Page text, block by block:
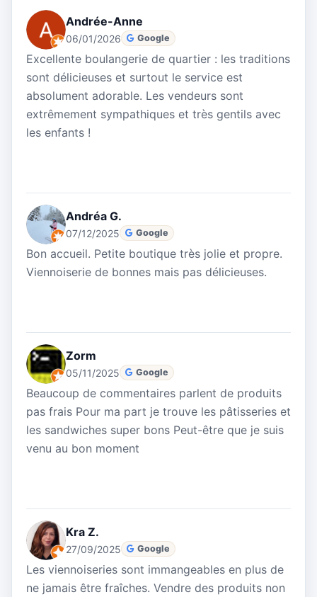
Andrée-Anne
06/01/2026 Google
Excellente boulangerie de quartier : les traditions
sont délicieuses et surtout le service est
absolument adorable. Les vendeurs sont
extrêmement sympathiques et très gentils avec
les enfants !
Andréa G.
07/12/2025 Google
Bon accueil. Petite boutique très jolie et propre.
Viennoiserie de bonnes mais pas délicieuses.
Zorm
05/11/2025 Google
Beaucoup de commentaires parlent de produits
pas frais Pour ma part je trouve les pâtisseries et
les sandwiches super bons Peut-être que je suis
venu au bon moment
Kra Z.
27/09/2025 Google
Les viennoiseries sont immangeables en plus de
ne jamais être fraîches. Vendre des produits non